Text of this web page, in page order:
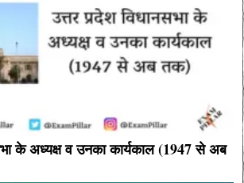
के अध्यक्ष व उनका कार्यकाल (1947 से अब